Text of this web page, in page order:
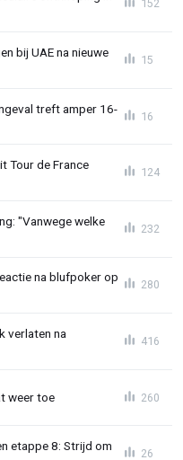
152
bij UAE na nieuwe
15
treft amper 16-
16
Tour de France
124
"Vanwege welke
232
na blufpoker op
280
verlaten na
416
weer toe 260
etappe 8: Strijd om
26